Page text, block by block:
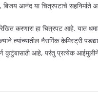
बिजय आनंद या चित्रपटाचे
करणारा हा चित्रपट आहे.
त्यांच्यातील नैसर्गिक केमिस्ट्री
आहे, परंतु प्रत्येक आईमुलीने